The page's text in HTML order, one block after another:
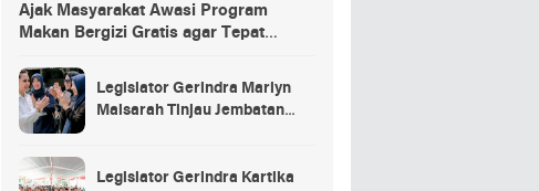
Ajak Masyarakat Awasi Program
Makan Bergizi Gratis agar Tepat
Legislator Gerindra Marlyn
Maisarah Tinjau Jembatan
Legislator Gerindra Kartika